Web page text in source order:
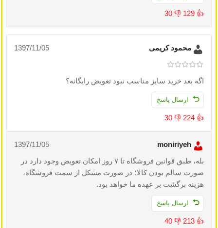
👍
129
👎
30
محمود کریمی 1397/11/05
اگه بعد خرید سایز مناسب نبود تعویض رایگانه؟
ارسال پاسخ
👍
224
👎
30
moniriyeh
1397/11/05
بله، طبق قوانین فروشگاه تا ۷ روز امکان تعویض وجود دارد در
صورت سالم بودن کالا؛ در صورت مشکل از سمت فروشگاه،
هزینه برگشت بر عهده ما خواهد بود.
ارسال پاسخ
👍
213
👎
40